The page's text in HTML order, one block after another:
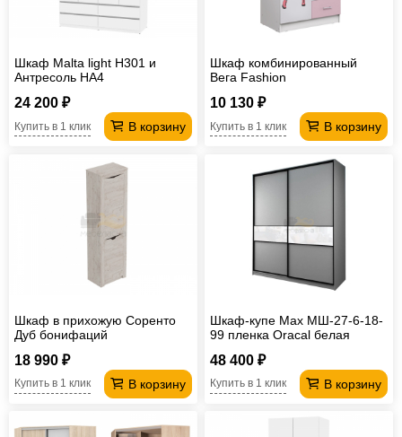
Шкаф Malta light H301 и
Антресоль HA4
24 200 ₽
В корзину
Купить в 1 клик
Шкаф комбинированный
Вега Fashion
10 130 ₽
В корзину
Купить в 1 клик
Шкаф в прихожую Соренто
Дуб бонифаций
18 990 ₽
В корзину
Купить в 1 клик
Шкаф-купе Max МШ-27-6-18-
99 пленка Oracal белая
48 400 ₽
В корзину
Купить в 1 клик